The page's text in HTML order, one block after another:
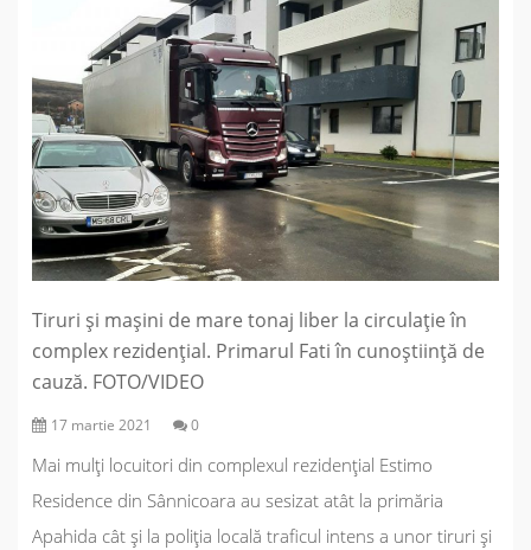
Tiruri și mașini de mare tonaj liber la circulație în
complex rezidențial. Primarul Fati în cunoștiință de
cauză. FOTO/VIDEO
17 martie 2021 0
Mai mulți locuitori din complexul rezidențial Estimo
Residence din Sânnicoara au sesizat atât la primăria
Apahida cât și la poliția locală traficul intens a unor tiruri și